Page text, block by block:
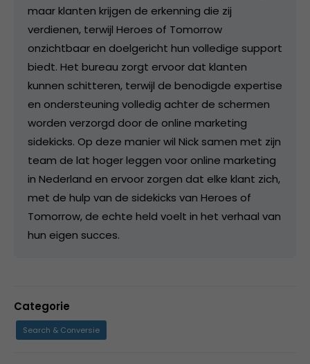
maar klanten krijgen de erkenning die zij
verdienen, terwijl Heroes of Tomorrow
onzichtbaar en doelgericht hun volledige support
biedt. Het bureau zorgt ervoor dat klanten
kunnen schitteren, terwijl de benodigde expertise
en ondersteuning volledig achter de schermen
worden verzorgd door de online marketing
sidekicks. Op deze manier wil Nick samen met zijn
team de lat hoger leggen voor online marketing
in Nederland en ervoor zorgen dat elke klant zich,
met de hulp van de sidekicks van Heroes of
Tomorrow, de echte held voelt in het verhaal van
hun eigen succes.
Categorie
Search & Conversie